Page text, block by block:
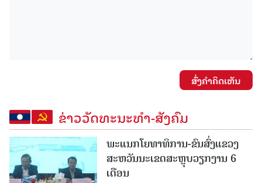
ສົ່ງຄໍາຄິດເຫັນ
ຂ່າວວັດທະນະທຳ-ສັງຄົມ
ພະແນກໂຍທາທິການ-ຂົນສົ່ງແຂວງ
ສະຫວັນນະເຂດສະຫຼຸບວຽກງານ 6
ເດືອນ